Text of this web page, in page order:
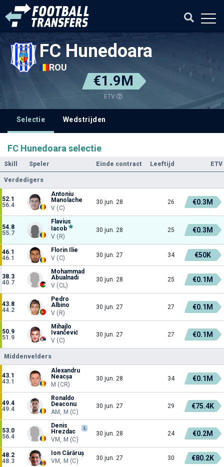
FC Hunedoara
ROU
€1.9M
ETV
Selectie Wedstrijden
FC Hunedoara selectie
Skill Speler Einde contract Leeftijd ETV
Verdedigers
52.1
56.4
Antoniu
Manolache
V (C)
30 jun. 28 26 €0.3M
54.8
55.7
Flavius
Iacob
V (R)
30 jun. 28 25 €0.3M
46.1
46.1
Florin Ilie
V (C)
30 jun. 27 34 €50K
38.3
40.7
Mohammad
Abualnadi
V (CL)
30 jun. 28 25 €0.1M
43.8
44.2
Pedro
Albino
V (R)
30 jun. 27 27 €0.1M
50.9
51.9
Mihajlo
Ivančević
V (C)
30 jun. 27 27 €0.1M
Middenvelders
43.1
43.1
Alexandru
Neacșa
M (CR)
30 jun. 28 34 €0.1M
49.4
49.4
Ronaldo
Deaconu
AM, M (C)
30 jun. 27 29 €75.4K
53.0
56.4
Denis
Hrezdac
L
VM, M (C)
30 jun. 28 24 €0.2M
48.2
48.3
Ion Cărăruș
VM, M (C)
30 jun. 27 30 €80.2K